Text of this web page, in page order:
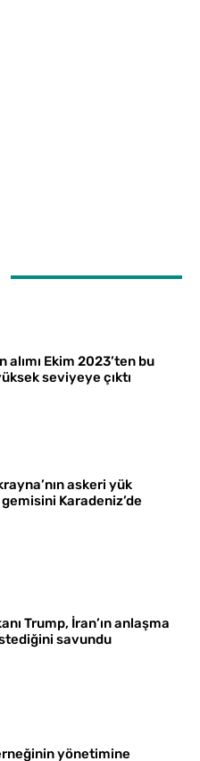
alımı Ekim 2023’ten bu
seviyeye çıktı
askeri yük
Karadeniz’de
Trump, İran’ın anlaşma
savundu
yönetimine